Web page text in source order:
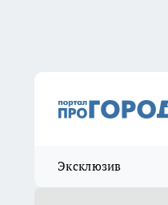
Эксклюзив